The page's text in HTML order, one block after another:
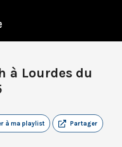
à Lourdes du
Partager
à ma playlist